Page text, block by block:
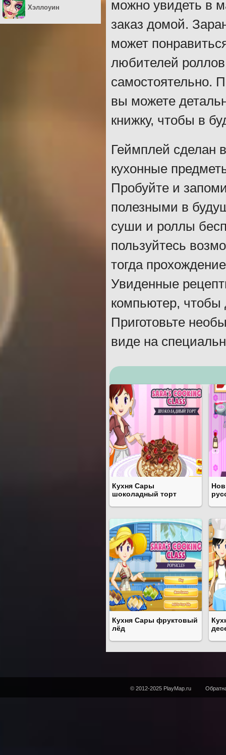
можно увидеть в
заказ домой.
может
любителей
самостоятельно.
вы можете
книжку, чтобы в
Геймплей сделан
кухонные
Пробуйте и
полезными в
суши и роллы
пользуйтесь
тогда
Увиденные
компьютер, чтобы
Приготовьте
виде на
Кухня Сары
шоколадный торт
Кухня Сары фруктовый
лёд
Хэллоуин
© 2012-2025 PlayMap.ru